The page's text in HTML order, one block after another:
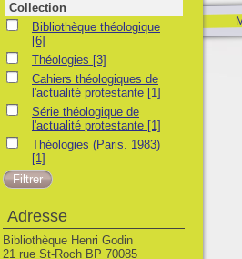
Collection
Bibliothèque théologique
Bibliothèque théologique
[6]
Théologies
Théologies [3]
Cahiers théologiques de l'actualité protestante
Cahiers théologiques de
l'actualité protestante [1]
Série théologique de l'actualité protestante
Série théologique de
l'actualité protestante [1]
Théologies (Paris. 1983)
Théologies (Paris. 1983)
[1]
Adresse
Bibliothèque Henri Godin
21 rue St-Roch BP 70085